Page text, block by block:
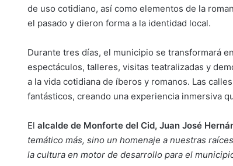
de uso cotidiano, así como elementos de la
el pasado y dieron forma a la identidad local.
Durante tres días, el municipio se transformará
espectáculos, talleres, visitas teatralizadas y
a la vida cotidiana de íberos y romanos. Las
fantásticos, creando una experiencia inmersiva
El alcalde de Monforte del Cid, Juan José
temático más, sino un homenaje a nuestras
la cultura en motor de desarrollo para el